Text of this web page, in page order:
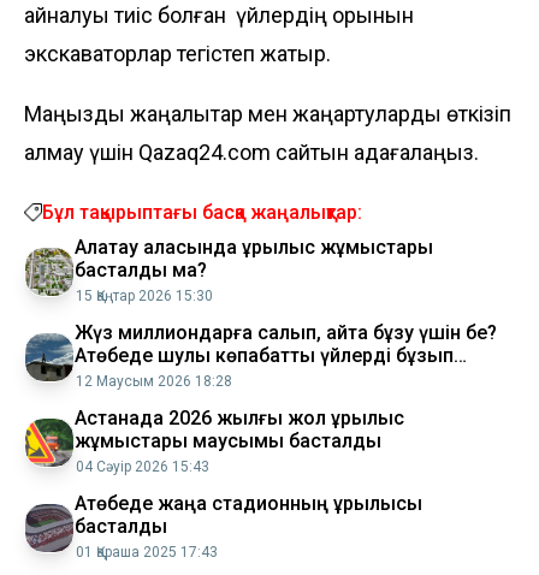
айналуы тиіс болған үйлердің орынын
экскаваторлар тегістеп жатыр.
Маңызды жаңалықтар мен жаңартуларды өткізіп
алмау үшін Qazaq24.com сайтын қадағалаңыз.
Бұл тақырыптағы басқа жаңалықтар:
Алатау қаласында құрылыс жұмыстары
басталды ма?
15 Қаңтар 2026 15:30
Жүз миллиондарға салып, қайта бұзу үшін бе?
Ақтөбеде шулы көпқабатты үйлерді бұзып
жатыр
12 Маусым 2026 18:28
Астанада 2026 жылғы жол құрылыс
жұмыстары маусымы басталды
04 Сәуір 2026 15:43
Ақтөбеде жаңа стадионның құрылысы
басталды
01 Қараша 2025 17:43